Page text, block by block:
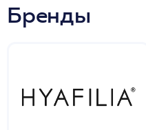
Бренды